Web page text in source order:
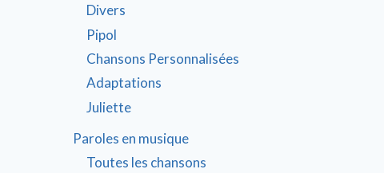
Divers
Pipol
Chansons Personnalisées
Adaptations
Juliette
Paroles en musique
Toutes les chansons